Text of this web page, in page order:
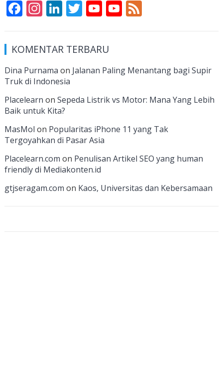
F
e
b
o
o
k
In
a
gr
a
m
Li
k
e
dI
n
T
itt
er
Y
u
T
u
e
Y
u
e
h
a
n
n
F
KOMENTAR TERBARU
Dina Purnama on Jalanan Paling Menantang bagi Supir
Truk di Indonesia
Placelearn on Sepeda Listrik vs Motor: Mana Yang Lebih
Baik untuk Kita?
MasMol on Popularitas iPhone 11 yang Tak
Tergoyahkan di Pasar Asia
Placelearn.com on Penulisan Artikel SEO yang human
friendly di Mediakonten.id
gtjseragam.com on Kaos, Universitas dan Kebersamaan